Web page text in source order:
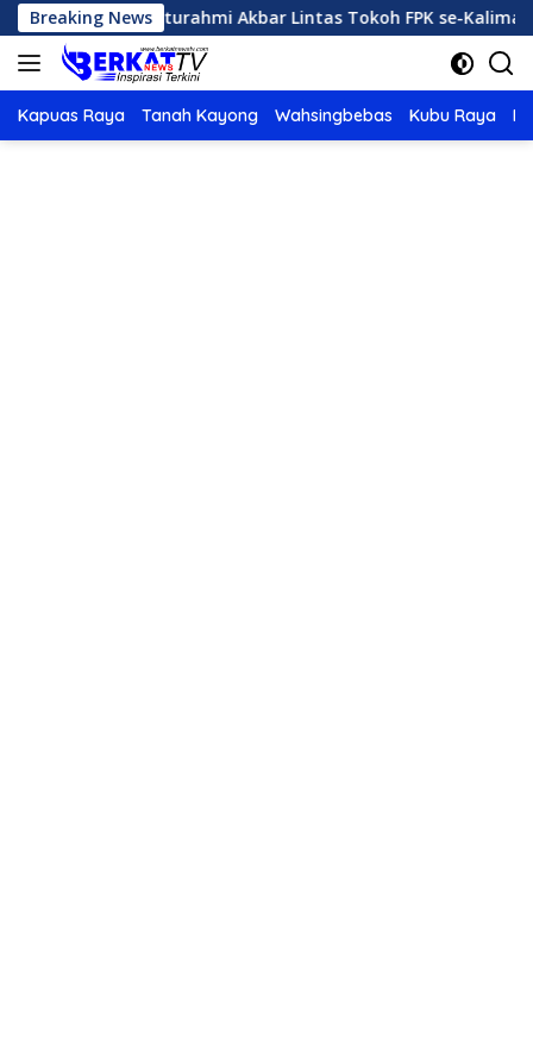
Langsung
ke
konten
Breaking News
Silaturahmi Akbar Lintas Tokoh FPK se-Kalimantan
Kapuas Raya Tanah Kayong Wahsingbebas Kubu Raya